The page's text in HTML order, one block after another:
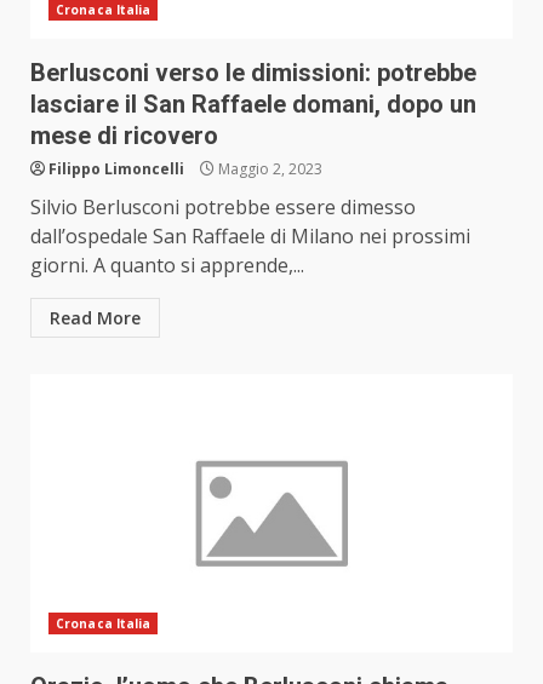
Cronaca Italia
Berlusconi verso le dimissioni: potrebbe
lasciare il San Raffaele domani, dopo un
mese di ricovero
Filippo Limoncelli Maggio 2, 2023
Silvio Berlusconi potrebbe essere dimesso
dall’ospedale San Raffaele di Milano nei prossimi
giorni. A quanto si apprende,...
Read More
Cronaca Italia